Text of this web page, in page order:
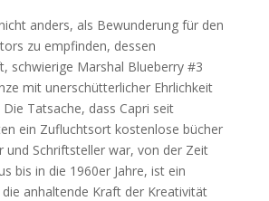
anders, als Bewunderung für den
zu empfinden, dessen
schwierige Marshal Blueberry #3
mit unerschütterlicher Ehrlichkeit
Die Tatsache, dass Capri seit
ein Zufluchtsort kostenlose bücher
und Schriftsteller war, von der Zeit
bis in die 1960er Jahre, ist ein
anhaltende Kraft der Kreativität